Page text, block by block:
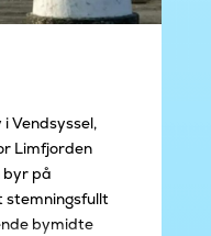
Vendsyssel,
Limfjorden
byr på
stemningsfullt
bymidte